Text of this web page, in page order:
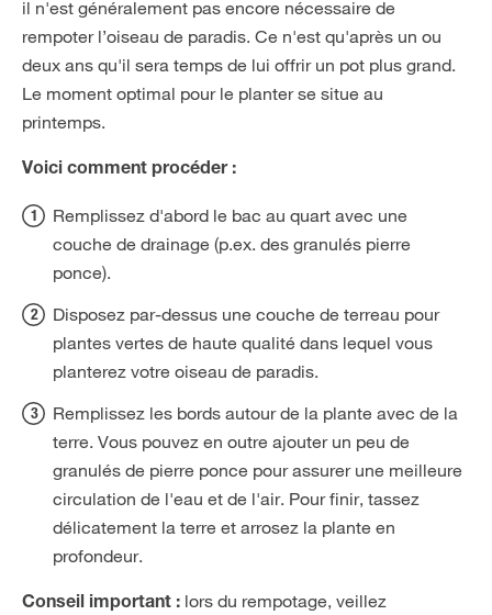
il n'est généralement pas encore nécessaire de
rempoter l’oiseau de paradis. Ce n'est qu'après un ou
deux ans qu'il sera temps de lui offrir un pot plus grand.
Le moment optimal pour le planter se situe au
printemps.
Voici comment procéder :
Remplissez d'abord le bac au quart avec une
couche de drainage (p.ex. des granulés pierre
ponce).
Disposez par-dessus une couche de terreau pour
plantes vertes de haute qualité dans lequel vous
planterez votre oiseau de paradis.
Remplissez les bords autour de la plante avec de la
terre. Vous pouvez en outre ajouter un peu de
granulés de pierre ponce pour assurer une meilleure
circulation de l'eau et de l'air. Pour finir, tassez
délicatement la terre et arrosez la plante en
profondeur.
Conseil important : lors du rempotage, veillez